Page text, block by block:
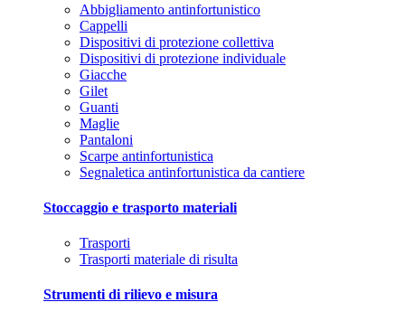
Abbigliamento antinfortunistico
Cappelli
Dispositivi di protezione collettiva
Dispositivi di protezione individuale
Giacche
Gilet
Guanti
Maglie
Pantaloni
Scarpe antinfortunistica
Segnaletica antinfortunistica da cantiere
Stoccaggio e trasporto materiali
Trasporti
Trasporti materiale di risulta
Strumenti di rilievo e misura